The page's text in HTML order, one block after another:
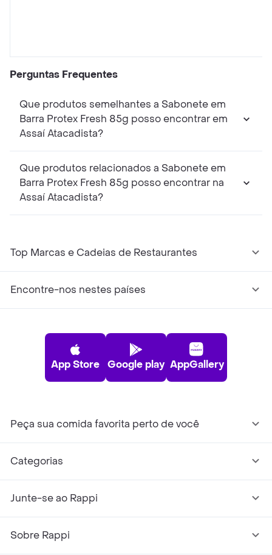
Perguntas Frequentes
Que produtos semelhantes a Sabonete em
Barra Protex Fresh 85g posso encontrar em
Assaí Atacadista?
Que produtos relacionados a Sabonete em
Barra Protex Fresh 85g posso encontrar na
Assaí Atacadista?
Top Marcas e Cadeias de Restaurantes
Encontre-nos nestes países
App Store Google play AppGallery
Peça sua comida favorita perto de você
Categorias
Junte-se ao Rappi
Sobre Rappi